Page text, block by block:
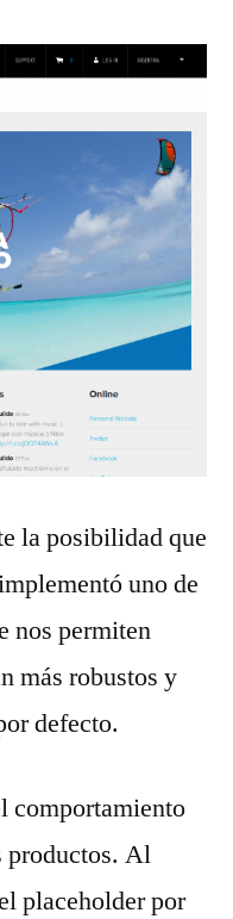
la posibilidad que
uno de
nos permiten
más robustos y
defecto.
comportamiento
productos. Al
placeholder por